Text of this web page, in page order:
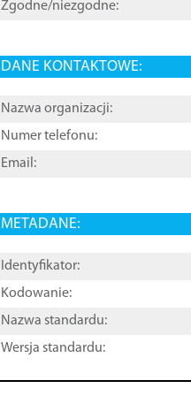
Zgodne/niezgodne:
DANE KONTAKTOWE:
Nazwa organizacji:
Numer telefonu:
Email:
METADANE:
Identyfikator:
Kodowanie:
Nazwa standardu:
Wersja standardu: